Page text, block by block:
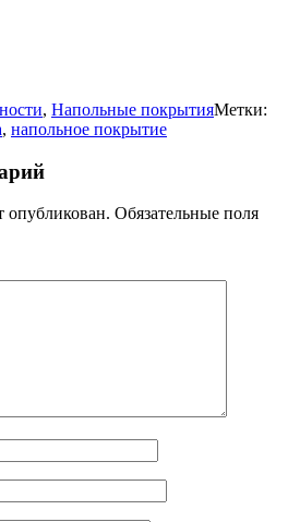
, Напольные покрытияМетки:
, напольное покрытие
опубликован. Обязательные поля